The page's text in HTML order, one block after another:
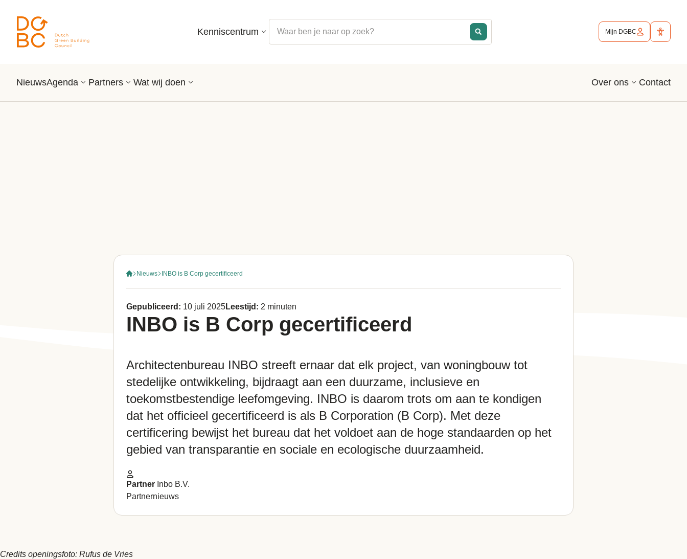
Kenniscentrum Mijn DGBC
NieuwsAgenda Partners Wat wij doen Over ons Contact
Nieuws INBO is B Corp gecertificeerd
Gepubliceerd: 10 juli 2025Leestijd: 2 minuten
INBO is B Corp gecertificeerd
Architectenbureau INBO streeft ernaar dat elk project, van woningbouw tot
stedelijke ontwikkeling, bijdraagt aan een duurzame, inclusieve en
toekomstbestendige leefomgeving. INBO is daarom trots om aan te kondigen
dat het officieel gecertificeerd is als B Corporation (B Corp). Met deze
certificering bewijst het bureau dat het voldoet aan de hoge standaarden op het
gebied van transparantie en sociale en ecologische duurzaamheid.
Partner Inbo B.V.
Partnernieuws
Credits openingsfoto: Rufus de Vries